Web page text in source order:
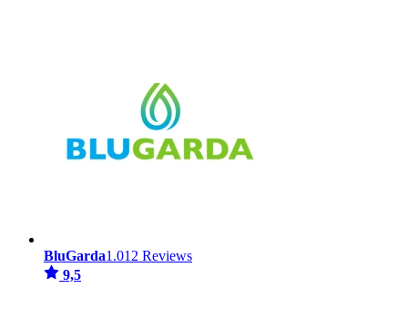
BluGarda1.012 Reviews
9,5